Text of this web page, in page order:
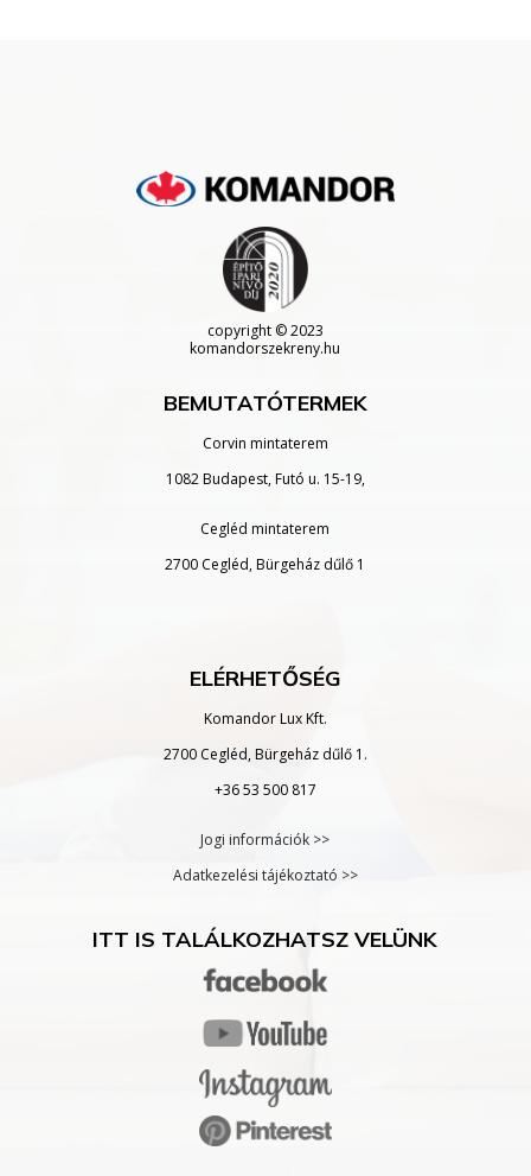
copyright© 2023
komandorszekreny.hu
BEMUTATÓTERMEK
Corvin mintaterem
1082 Budapest, Futó u. 15-19,
Cegléd mintaterem
2700 Cegléd, Bürgeház dűlő 1
ELÉRHETŐSÉG
Komandor Lux Kft.
2700 Cegléd, Bürgeház dűlő 1.
+36 53 500 817
Jogi információk >>
Adatkezelési tájékoztató >>
ITT IS TALÁLKOZHATSZ VELÜNK